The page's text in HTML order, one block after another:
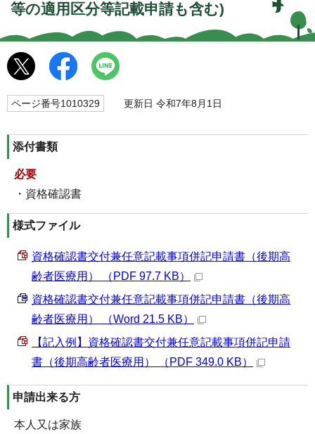
等の適用区分等記載申請も含む)
ページ番号1010329 更新日 令和7年8月1日
添付書類
必要
・資格確認書
様式ファイル
資格確認書交付兼任意記載事項併記申請書（後期高
齢者医療用） （PDF 97.7 KB）
資格確認書交付兼任意記載事項併記申請書（後期高
齢者医療用） （Word 21.5 KB）
【記入例】資格確認書交付兼任意記載事項併記申請
書（後期高齢者医療用） （PDF 349.0 KB）
申請出来る方
本人又は家族